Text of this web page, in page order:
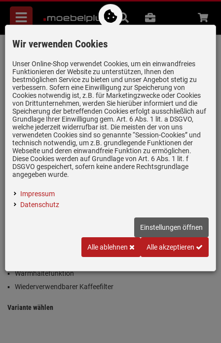
Menü
Suche
B2B Beratung
Smeg DCF02RDEU Filter-
Kaffeemaschine Rot
Artikel-Nummer:19970479 | Herstellernummer: DCF02RDEU
EAN:8017709280505
Warmhaltefunktion
Wiederverwendbarer Kaffeefilter
Variante wählen
Wir verwenden Cookies
Unser Online-Shop verwendet Cookies, um ein einwandfreies
Funktionieren der Website zu unterstützen, Ihnen den
bestmöglichen Service zu bieten und unser Angebot stetig zu
verbessern. Sofern eine Einwilligung zur Speicherung von
Cookies notwendig ist, z.B. für Marketingzwecke oder Cookies
von Drittunternehmen, werden Sie hierüber informiert und die
Speicherung der betreffenden Cookies erfolgt ausschließlich auf
Grundlage Ihrer Einwilligung gem. Art. 6 Abs. 1 lit. a DSGVO,
welche jederzeit widerrufbar ist. Die meisten der von uns
verwendeten Cookies sind so genannte “Session-Cookies” und
technisch notwendig, um z.B. grundlegende Funktionen der
Webseite und deren einwandfreie Funktion zu ermöglichen.
Diese Cookies werden auf Grundlage von Art. 6 Abs. 1 lit. f
DSGVO gespeichert, sofern keine andere Rechtsgrundlage
angegeben wurde.
Impressum
Datenschutz
Einstellungen öffnen
Alle ablehnen Alle akzeptieren